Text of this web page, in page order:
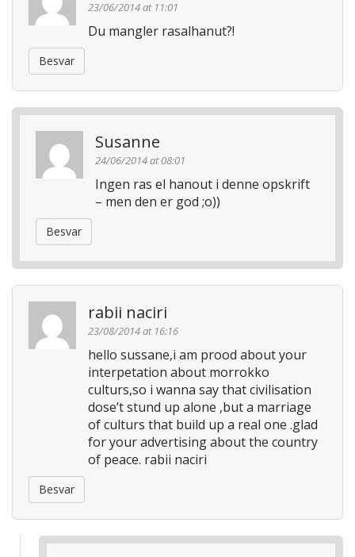
n
23/06/2014 at 11:01
Du mangler rasalhanut?!
Besvar
Susanne
24/06/2014 at 08:01
Ingen ras el hanout i denne opskrift
– men den er god ;o))
Besvar
rabii naciri
23/08/2014 at 16:16
hello sussane,i am prood about your
interpetation about morrokko
culturs,so i wanna say that civilisation
dose’t stund up alone ,but a marriage
of culturs that build up a real one .glad
for your advertising about the country
of peace. rabii naciri
Besvar